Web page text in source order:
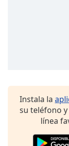
window.
Instala la
su teléfono
línea